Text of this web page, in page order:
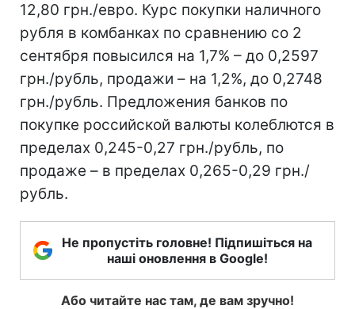
12,80 грн./евро. Курс покупки наличного
рубля в комбанках по сравнению со 2
сентября повысился на 1,7% – до 0,2597
грн./рубль, продажи – на 1,2%, до 0,2748
грн./рубль. Предложения банков по
покупке российской валюты колеблются в
пределах 0,245-0,27 грн./рубль, по
продаже – в пределах 0,265-0,29 грн./
рубль.
Не пропустіть головне! Підпишіться на
наші оновлення в Google!
Або читайте нас там, де вам зручно!